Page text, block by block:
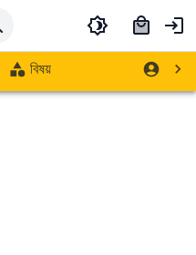
বিষয় লেখক